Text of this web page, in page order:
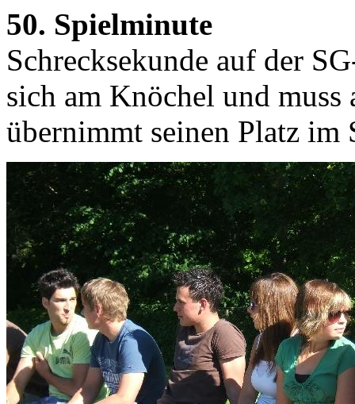
50. Spielminute
Schrecksekunde auf der
sich am Knöchel und
übernimmt seinen Platz im